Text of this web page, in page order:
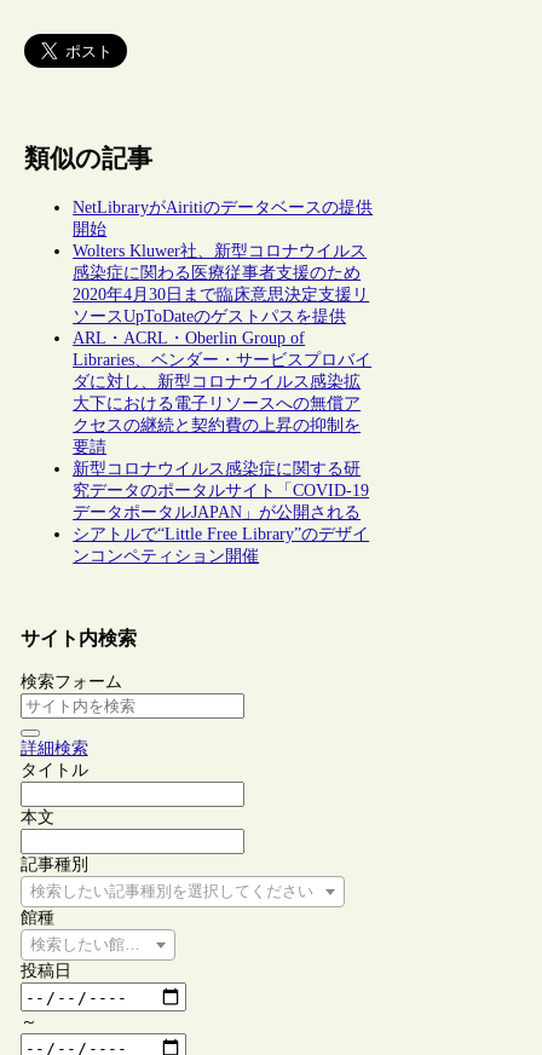
類似の記事
NetLibraryがAiritiのデータベースの提供
開始
Wolters Kluwer社、新型コロナウイルス
感染症に関わる医療従事者支援のため
2020年4月30日まで臨床意思決定支援リ
ソースUpToDateのゲストパスを提供
ARL・ACRL・Oberlin Group of
Libraries、ベンダー・サービスプロバイ
ダに対し、新型コロナウイルス感染拡
大下における電子リソースへの無償ア
クセスの継続と契約費の上昇の抑制を
要請
新型コロナウイルス感染症に関する研
究データのポータルサイト「COVID-19
データポータルJAPAN」が公開される
シアトルで“Little Free Library”のデザイ
ンコンペティション開催
サイト内検索
検索フォーム
詳細検索
タイトル
本文
記事種別
検索したい記事種別を選択してください
館種
検索したい館種を選択してください
投稿日
～